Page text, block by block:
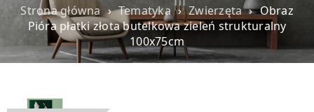
Strona główna › Tematyka › Zwierzęta › Obraz
Pióra płatki złota butelkowa zieleń strukturalny
100x75cm